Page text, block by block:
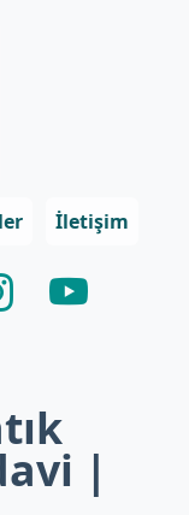
İletişim
|